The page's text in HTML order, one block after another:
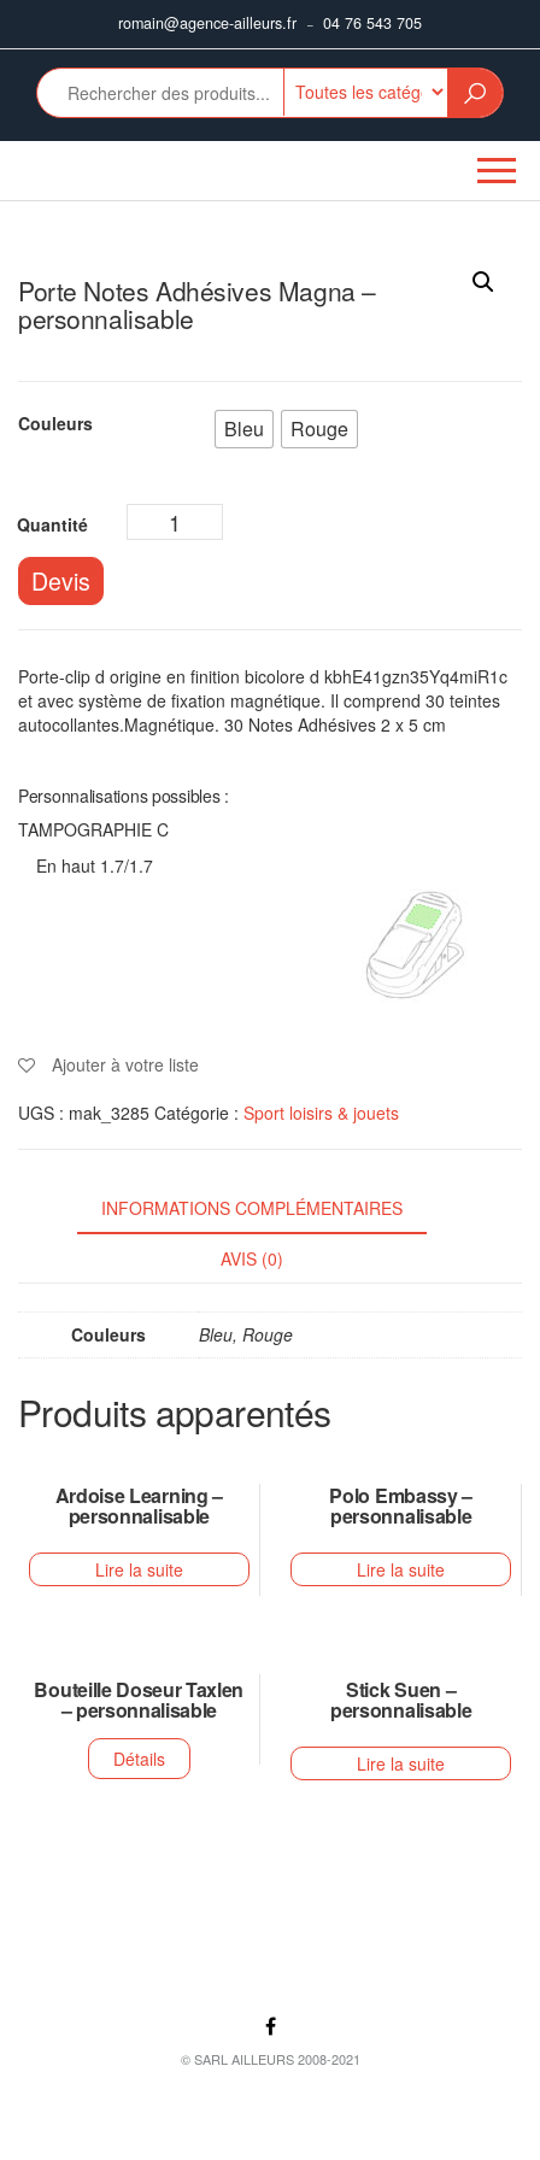
romain@agence-ailleurs.fr – 04 76 543 705
Porte Notes Adhésives Magna –
personnalisable
Couleurs Bleu Rouge
Devis
Porte-clip d origine en finition bicolore d kbhE41gzn35Yq4miR1c
et avec système de fixation magnétique. Il comprend 30 teintes
autocollantes.Magnétique. 30 Notes Adhésives 2 x 5 cm
Personnalisations possibles :
TAMPOGRAPHIE C
En haut 1.7/1.7
Ajouter à votre liste
UGS : mak_3285 Catégorie : Sport loisirs & jouets
INFORMATIONS COMPLÉMENTAIRES
AVIS (0)
Couleurs Bleu, Rouge
Produits apparentés
Ardoise Learning –
personnalisable
Lire la suite
Polo Embassy –
personnalisable
Lire la suite
Bouteille Doseur Taxlen
– personnalisable
Détails
Stick Suen –
personnalisable
Lire la suite
© SARL AILLEURS 2008-2021